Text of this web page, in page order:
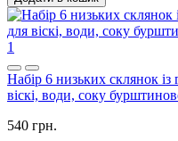
1
Набір 6 низьких склянок
віскі, води, соку
540 грн.